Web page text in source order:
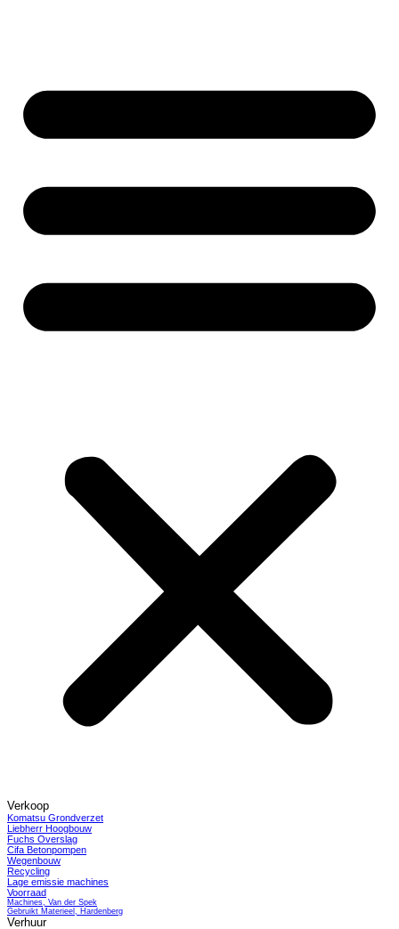
Verkoop
Komatsu Grondverzet
Liebherr Hoogbouw
Fuchs Overslag
Cifa Betonpompen
Wegenbouw
Recycling
Lage emissie machines
Voorraad
Machines, Van der Spek
Gebruikt Materieel, Hardenberg
Verhuur